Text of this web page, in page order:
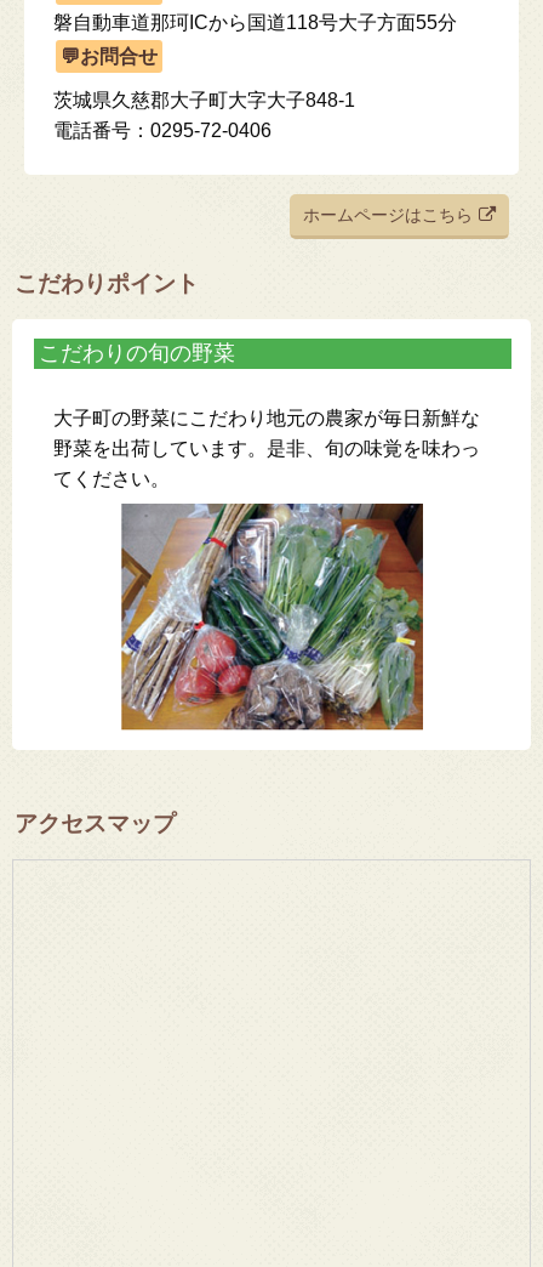
磐自動車道那珂ICから国道118号大子方面55分
茨城県久慈郡大子町大字大子848-1
電話番号：0295-72-0406
ホームページはこちら
こだわりポイント
こだわりの旬の野菜
大子町の野菜にこだわり地元の農家が毎日新鮮な
野菜を出荷しています。是非、旬の味覚を味わっ
てください。
アクセスマップ